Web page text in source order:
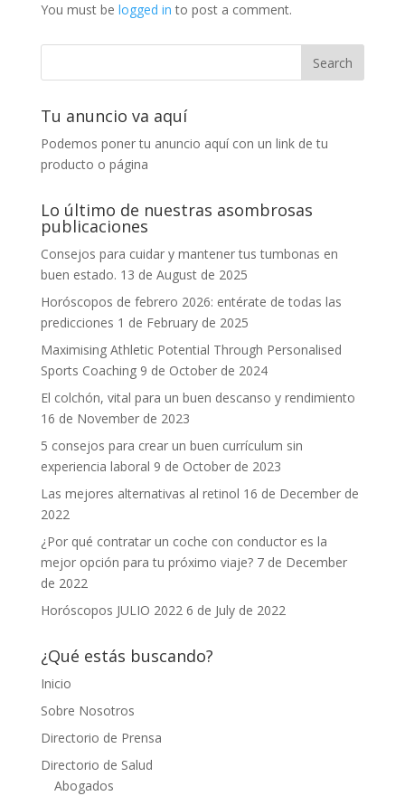
You must be logged in to post a comment.
Tu anuncio va aquí
Podemos poner tu anuncio aquí con un link de tu
producto o página
Lo último de nuestras asombrosas
publicaciones
Consejos para cuidar y mantener tus tumbonas en
buen estado. 13 de August de 2025
Horóscopos de febrero 2026: entérate de todas las
predicciones 1 de February de 2025
Maximising Athletic Potential Through Personalised
Sports Coaching 9 de October de 2024
El colchón, vital para un buen descanso y rendimiento
16 de November de 2023
5 consejos para crear un buen currículum sin
experiencia laboral 9 de October de 2023
Las mejores alternativas al retinol 16 de December de
2022
¿Por qué contratar un coche con conductor es la
mejor opción para tu próximo viaje? 7 de December
de 2022
Horóscopos JULIO 2022 6 de July de 2022
¿Qué estás buscando?
Inicio
Sobre Nosotros
Directorio de Prensa
Directorio de Salud
Abogados